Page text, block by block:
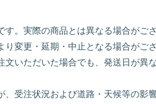
。実際の商品とは異なる場合がござ
変更・延期・中止となる場合がござ
いただいた場合でも、発送日が異
受注状況および道路・天候等の影響